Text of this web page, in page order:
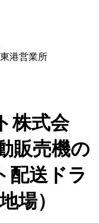
港営業所
株式会
販売機の
配送ドラ
場）